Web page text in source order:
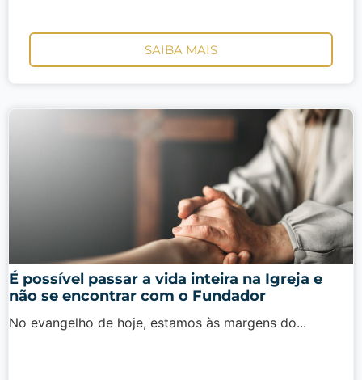
SAIBA MAIS
É possível passar a vida inteira na Igreja e
não se encontrar com o Fundador
No evangelho de hoje, estamos às margens do...